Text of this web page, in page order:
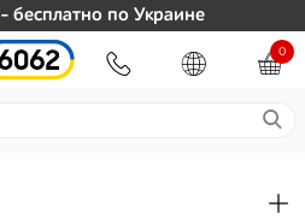
- бесплатно по Украине
0